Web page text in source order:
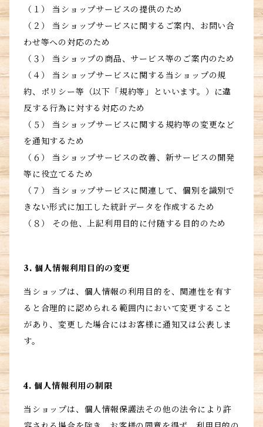
（１） 当ショップサービスの提供のため
（２） 当ショップサービスに関するご案内、お問い合
わせ等への対応のため
（３） 当ショップの商品、サービス等のご案内のため
（４） 当ショップサービスに関する当ショップの規
約、ポリシー等（以下「規約等」といいます。）に違
反する行為に対する対応のため
（５） 当ショップサービスに関する規約等の変更など
を通知するため
（６） 当ショップサービスの改善、新サービスの開発
等に役立てるため
（７） 当ショップサービスに関連して、個別を識別で
きない形式に加工した統計データを作成するため
（８） その他、上記利用目的に付随する目的のため
3. 個人情報利用目的の変更
当ショップは、個人情報の利用目的を、関連性を有す
ると合理的に認められる範囲内において変更すること
があり、変更した場合にはお客様に通知又は公表しま
す。
4. 個人情報利用の制限
当ショップは、個人情報保護法その他の法令により許